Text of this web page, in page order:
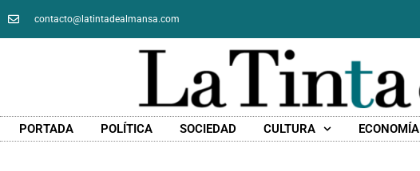
contacto@latintadealmansa.com
PORTADA POLÍTICA SOCIEDAD CULTURA ECONOMÍA